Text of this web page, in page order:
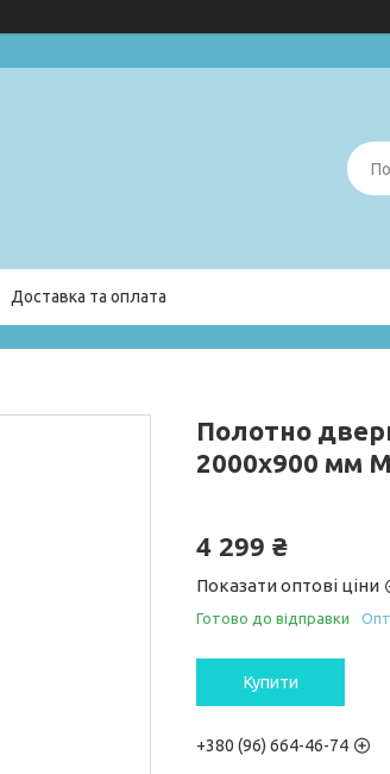
Доставка та оплата
Полотно
2000х900 мм
4 299 ₴
Показати оптові ціни
Готово до відправки
Купити
+380 (96) 664-46-74